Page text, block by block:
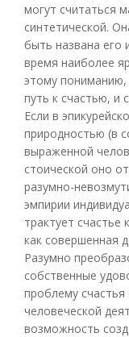
могут считаться
синтетической.
быть названа его
время наиболее
этому пониманию,
путь к счастью, и
Если в
природностью (в
выраженной
стоической оно
разумно-
эмпирии
трактует
как совершенная
Разумно
собственные
проблему
человеческой
возможность